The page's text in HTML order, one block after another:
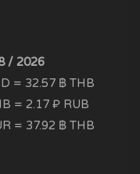
/ 2026
= 32.57 ฿ THB
= 2.17 ₽ RUB
= 37.92 ฿ THB